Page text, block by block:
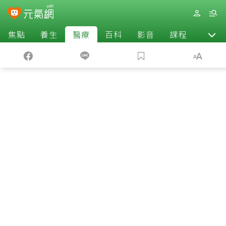
焦點 養生 醫療 百科 影音 課程 退休